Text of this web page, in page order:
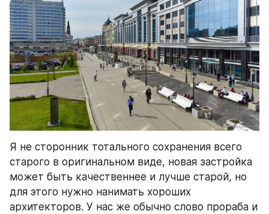
Я не сторонник тотального сохранения всего
старого в оригинальном виде, новая застройка
может быть качественнее и лучше старой, но
для этого нужно нанимать хороших
архитекторов. У нас же обычно слово прораба и